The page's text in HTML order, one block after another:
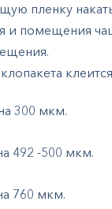
пленку
и помещения
300 мкм.
492 -500 мкм.
760 мкм.